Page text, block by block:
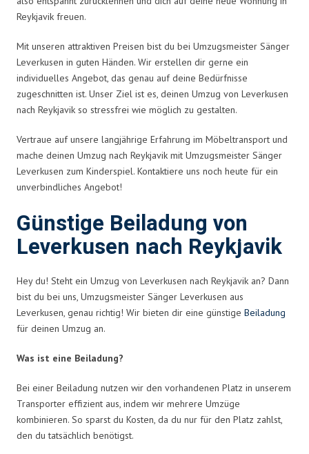
Reykjavik freuen.
Mit unseren attraktiven Preisen bist du bei Umzugsmeister Sänger
Leverkusen in guten Händen. Wir erstellen dir gerne ein
individuelles Angebot, das genau auf deine Bedürfnisse
zugeschnitten ist. Unser Ziel ist es, deinen Umzug von Leverkusen
nach Reykjavik so stressfrei wie möglich zu gestalten.
Vertraue auf unsere langjährige Erfahrung im Möbeltransport und
mache deinen Umzug nach Reykjavik mit Umzugsmeister Sänger
Leverkusen zum Kinderspiel. Kontaktiere uns noch heute für ein
unverbindliches Angebot!
Günstige Beiladung von
Leverkusen nach Reykjavik
Hey du! Steht ein Umzug von Leverkusen nach Reykjavik an? Dann
bist du bei uns, Umzugsmeister Sänger Leverkusen aus
Leverkusen, genau richtig! Wir bieten dir eine günstige Beiladung
für deinen Umzug an.
Was ist eine Beiladung?
Bei einer Beiladung nutzen wir den vorhandenen Platz in unserem
Transporter effizient aus, indem wir mehrere Umzüge
kombinieren. So sparst du Kosten, da du nur für den Platz zahlst,
den du tatsächlich benötigst.